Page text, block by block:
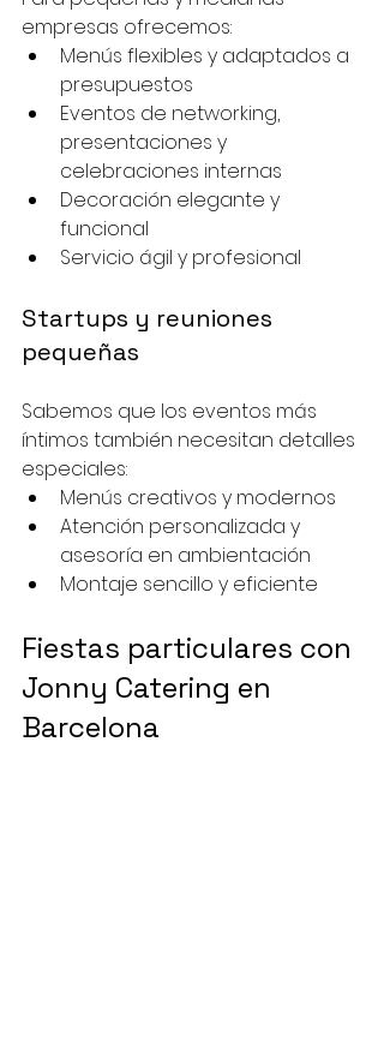
empresas ofrecemos:
Menús flexibles y adaptados a
presupuestos
Eventos de networking,
presentaciones y
celebraciones internas
Decoración elegante y
funcional
Servicio ágil y profesional
Startups y reuniones
pequeñas
Sabemos que los eventos más
íntimos también necesitan detalles
especiales:
Menús creativos y modernos
Atención personalizada y
asesoría en ambientación
Montaje sencillo y eficiente
Fiestas particulares con
Jonny Catering en
Barcelona